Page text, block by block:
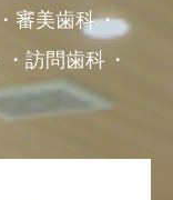
審美歯科
訪問歯科